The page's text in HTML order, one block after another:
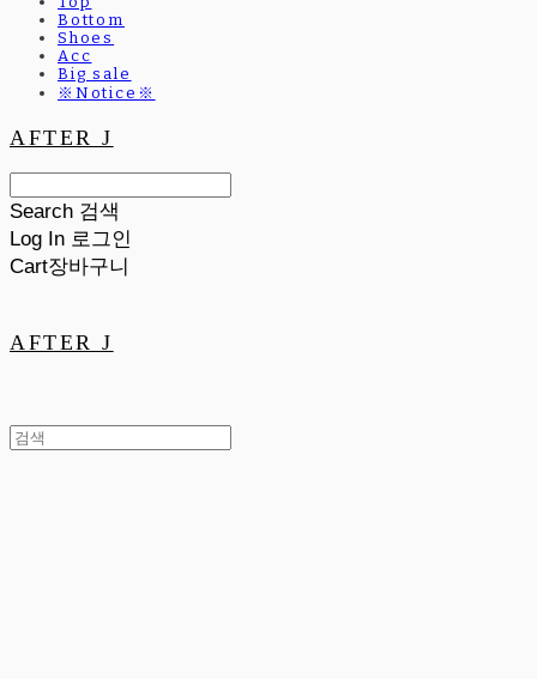
Bottom
Shoes
Acc
Big sale
※Notice※
AFTER J
Search 검색
Log In 로그인
Cart장바구니
AFTER J